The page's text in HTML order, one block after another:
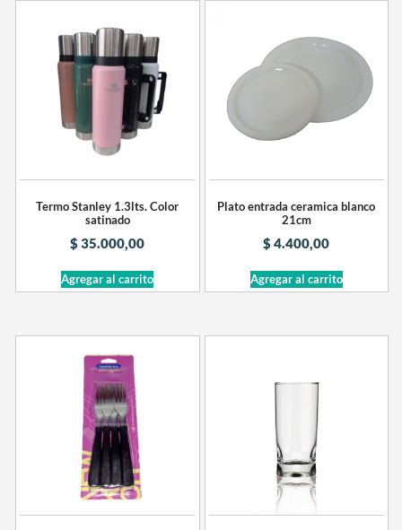
Termo Stanley 1.3lts. Color
satinado
$35.000,00
Agregar al carrito
Plato entrada ceramica blanco
21cm
$4.400,00
Agregar al carrito